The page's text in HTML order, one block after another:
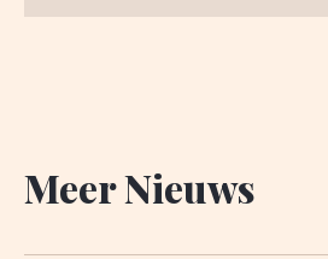
Meer Nieuws